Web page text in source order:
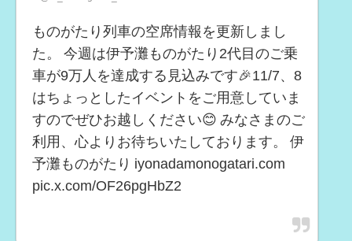
ものがたり列車の空席情報を更新しまし
た。 今週は伊予灘ものがたり2代目のご乗
車が9万人を達成する見込みです🎉11/7、8
はちょっとしたイベントをご用意していま
すのでぜひお越しください😊 みなさまのご
利用、心よりお待ちいたしております。 伊
予灘ものがたり iyonadamonogatari.com
pic.x.com/OF26pgHbZ2